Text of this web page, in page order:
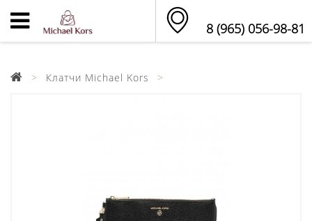
8 (965) 056-98-81
Клатчи Michael Kors